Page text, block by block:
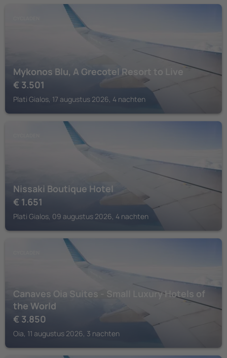
Mykonos Blu, A Grecotel Resort to Live
€ 3.501
Plati Gialos, 17 augustus 2026, 4 nachten
Nissaki Boutique Hotel
€ 1.651
Plati Gialos, 09 augustus 2026, 4 nachten
Canaves Oia Suites - Small Luxury Hotels of
the World
€ 3.850
Oia, 11 augustus 2026, 3 nachten